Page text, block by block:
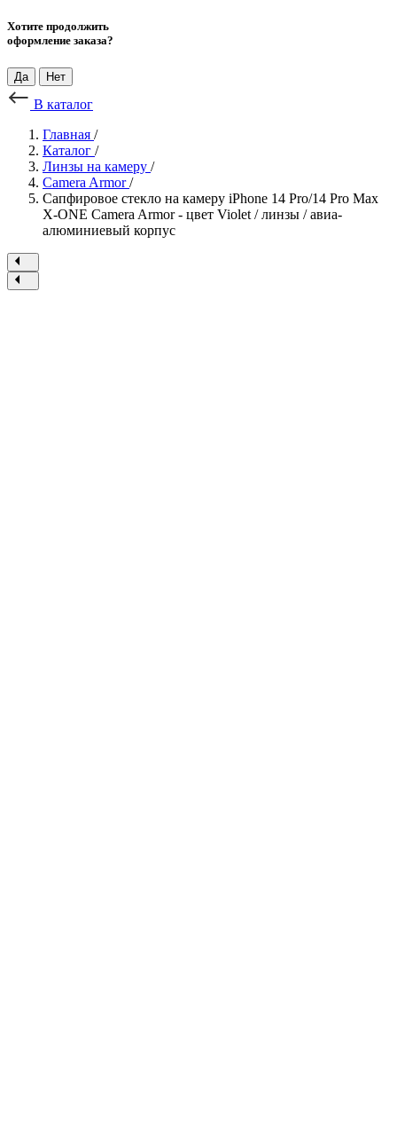
Хотите продолжить
оформление заказа?
Да Нет
В каталог
Главная /
Каталог /
Линзы на камеру /
Camera Armor/
Сапфировое стекло на камеру iPhone 14 Pro/14 Pro Max
X-ONE Camera Armor - цвет Violet / линзы / авиа-
алюминиевый корпус